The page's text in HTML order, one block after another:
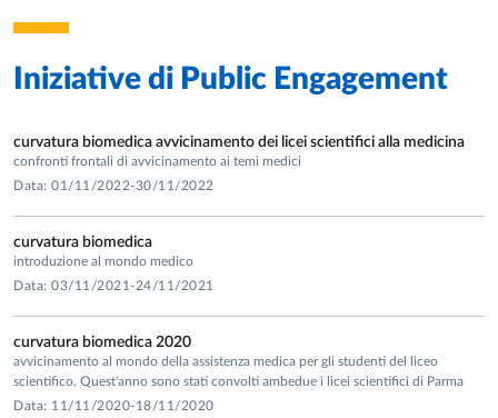
1988 frequenta la Clinica Dermatologica dell'Università di
Dal 1992 ha continuato a frequentare giornalmente la
Clinica sotto la direzione del Prof. P. Amerio svolgendo
prevalentemente attività di reparto assistendo
personalmente i ricoverati e supervisionando l'attività degli
specializzandi.
Ha inoltre trascorso circa 2 anni e mezzo all'estero dove ha
svolto attività di ricerca biologica e clinica presso le
Sauder ed in Germania all'Università di Ulm sotto la
Direzione del Prof. Sterry e dell'Universita di Marburg
diretta dal Prof Hertl. In questo periodo ha potuto affinare le
Iniziative di Public Engagement
curvatura biomedica avvicinamento dei licei scientifici alla medicina
confronti frontali di avvicinamento ai temi medici
Data: 01/11/2022-30/11/2022
curvatura biomedica
introduzione al mondo medico
Data: 03/11/2021-24/11/2021
curvatura biomedica 2020
avvicinamento al mondo della assistenza medica per gli studenti del liceo
scientifico. Quest'anno sono stati convolti ambedue i licei scientifici di Parma
Data: 11/11/2020-18/11/2020